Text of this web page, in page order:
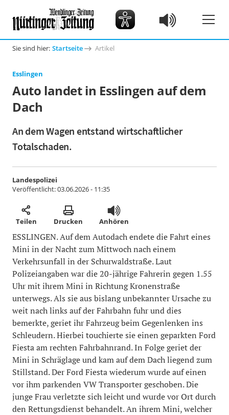
Sie sind hier: Startseite Artikel
Esslingen
Auto landet in Esslingen auf dem
Dach
An dem Wagen entstand wirtschaftlicher
Totalschaden.
Landespolizei
Veröffentlicht:03.06.2026 - 11:35
Teilen Drucken Anhören
ESSLINGEN. Auf dem Autodach endete die Fahrt eines
Mini in der Nacht zum Mittwoch nach einem
Verkehrsunfall in der Schurwaldstraße. Laut
Polizeiangaben war die 20-jährige Fahrerin gegen 1.55
Uhr mit ihrem Mini in Richtung Kronenstraße
unterwegs. Als sie aus bislang unbekannter Ursache zu
weit nach links auf der Fahrbahn fuhr und dies
bemerkte, geriet ihr Fahrzeug beim Gegenlenken ins
Schleudern. Hierbei touchierte sie einen geparkten Ford
Fiesta am rechten Fahrbahnrand. In Folge geriet der
Mini in Schräglage und kam auf dem Dach liegend zum
Stillstand. Der Ford Fiesta wiederum wurde auf einen
vor ihm parkenden VW Transporter geschoben. Die
junge Frau verletzte sich leicht und wurde vor Ort durch
den Rettungsdienst behandelt. An ihrem Mini, welcher